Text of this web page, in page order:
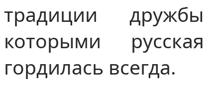
традиции дружбы
которыми
гордилась всегда.